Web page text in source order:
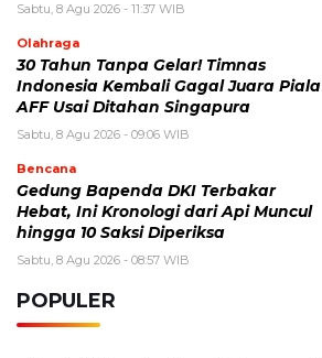
Sabtu, 8 Agu 2026 - 11:37 WIB
Olahraga
30 Tahun Tanpa Gelar! Timnas
Indonesia Kembali Gagal Juara Piala
AFF Usai Ditahan Singapura
Sabtu, 8 Agu 2026 - 09:06 WIB
Bencana
Gedung Bapenda DKI Terbakar
Hebat, Ini Kronologi dari Api Muncul
hingga 10 Saksi Diperiksa
Sabtu, 8 Agu 2026 - 08:57 WIB
POPULER